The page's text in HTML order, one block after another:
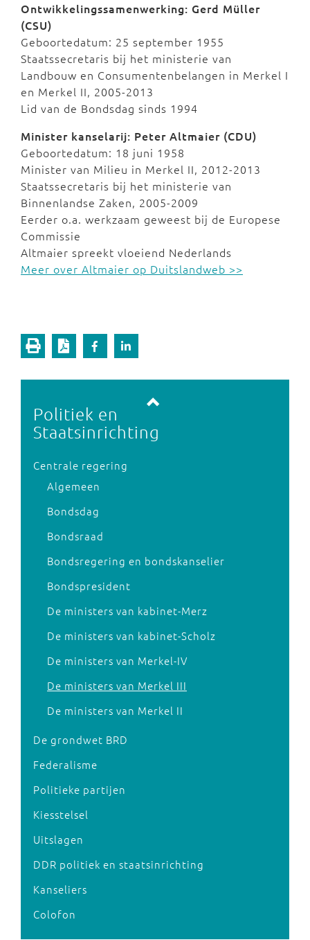
Ontwikkelingssamenwerking: Gerd Müller
(CSU)
Geboortedatum: 25 september 1955
Staatssecretaris bij het ministerie van
Landbouw en Consumentenbelangen in Merkel I
en Merkel II, 2005-2013
Lid van de Bondsdag sinds 1994
Minister kanselarij: Peter Altmaier (CDU)
Geboortedatum: 18 juni 1958
Minister van Milieu in Merkel II, 2012-2013
Staatssecretaris bij het ministerie van
Binnenlandse Zaken, 2005-2009
Eerder o.a. werkzaam geweest bij de Europese
Commissie
Altmaier spreekt vloeiend Nederlands
Meer over Altmaier op Duitslandweb >>
Politiek en
Staatsinrichting
Centrale regering
Algemeen
Bondsdag
Bondsraad
Bondsregering en bondskanselier
Bondspresident
De ministers van kabinet-Merz
De ministers van kabinet-Scholz
De ministers van Merkel-IV
De ministers van Merkel III
De ministers van Merkel II
De grondwet BRD
Federalisme
Politieke partijen
Kiesstelsel
Uitslagen
DDR politiek en staatsinrichting
Kanseliers
Colofon